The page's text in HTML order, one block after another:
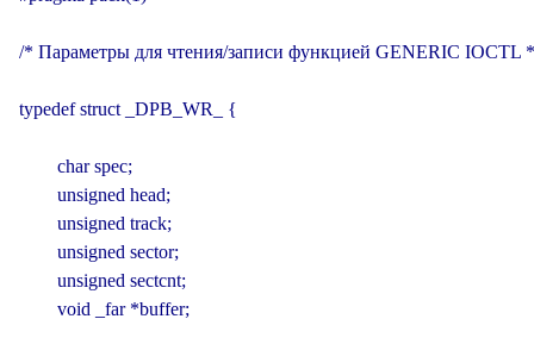
/* Параметры для чтения/записи функцией GENERIC IOCTL
typedef struct _DPB_WR_ {
        char spec;
        unsigned head;
        unsigned track;
        unsigned sector;
        unsigned sectcnt;
        void _far *buffer;